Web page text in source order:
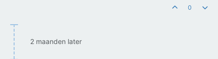
0
2 maanden later